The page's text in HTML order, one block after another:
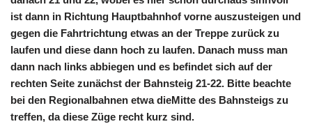
ist dann in Richtung Hauptbahnhof vorne auszusteigen und
gegen die Fahrtrichtung etwas an der Treppe zurück zu
laufen und diese dann hoch zu laufen. Danach muss man
dann nach links abbiegen und es befindet sich auf der
rechten Seite zunächst der Bahnsteig 21-22. Bitte beachte
bei den Regionalbahnen etwa dieMitte des Bahnsteigs zu
treffen, da diese Züge recht kurz sind.